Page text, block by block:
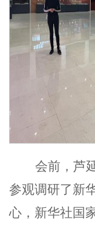
会前，芦
参观调研了新
心，新华社国